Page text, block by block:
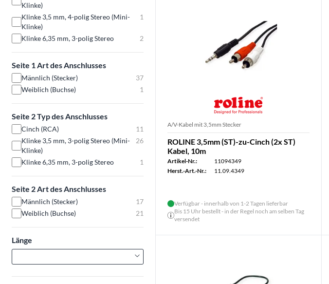
Klinke)
Klinke 3,5 mm, 4-polig Stereo (Mini-
Klinke)
1
Klinke 6,35 mm, 3-polig Stereo 2
Seite 1 Art des Anschlusses
Männlich (Stecker)
37
Weiblich (Buchse)
1
Seite 2 Typ des Anschlusses
Cinch (RCA)
11
Klinke 3,5 mm, 3-polig Stereo (Mini-
Klinke)
26
Klinke 6,35 mm, 3-polig Stereo 1
Seite 2 Art des Anschlusses
Männlich (Stecker)
17
Weiblich (Buchse)
21
Länge
A/V-Kabel mit 3,5mm Stecker
ROLINE 3,5mm (ST)-zu-Cinch (2x ST)
Kabel, 10m
Artikel-Nr.:
11094349
Herst.-Art.-Nr.:
11.09.4349
Verfügbar - innerhalb von 1-2 Tagen lieferbar
Bis 15 Uhr bestellt - in der Regel noch am selben Tag
versendet